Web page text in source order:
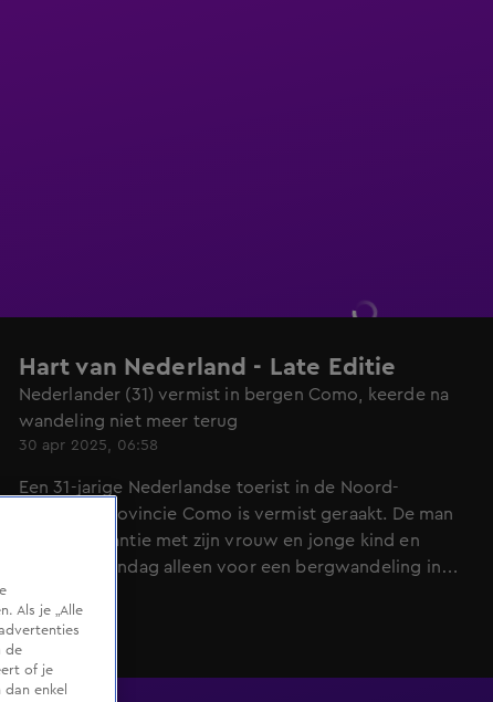
Hart van Nederland - Late Editie
Nederlander (31) vermist in bergen Como, keerde na
wandeling niet meer terug
30 apr 2025, 06:58
Een 31-jarige Nederlandse toerist in de Noord-
Italiaanse provincie Como is vermist geraakt. De man
was op vakantie met zijn vrouw en jonge kind en
vertrok maandag alleen voor een bergwandeling in
Als je „Alle
de
of je
enkel